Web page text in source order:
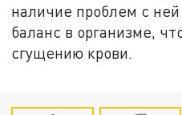
наличие проблем с
баланс в организме,
сгущению крови.